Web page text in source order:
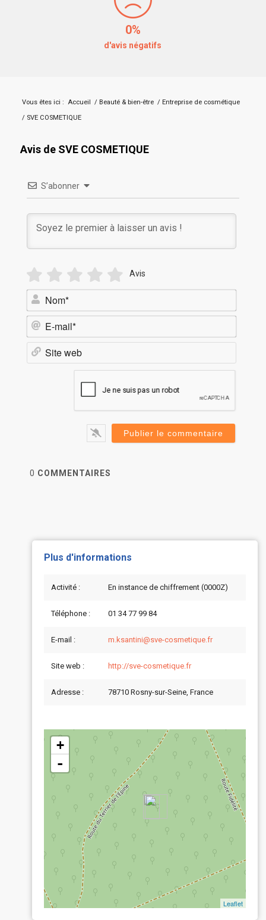
0%
d'avis négatifs
Vous êtes ici : Accueil / Beauté & bien-être / Entreprise de cosmétique
/ SVE COSMETIQUE
Avis de SVE COSMETIQUE
S’abonner
Avis
Nom*
E-
0 COMMENTAIRES
Plus d'informations
Activité : En instance de chiffrement (0000Z)
Téléphone : 01 34 77 99 84
E-mail : m.ksantini@sve-cosmetique.fr
Site web : http://sve-cosmetique.fr
Adresse : 78710 Rosny-sur-Seine, France
+
-
Leaflet